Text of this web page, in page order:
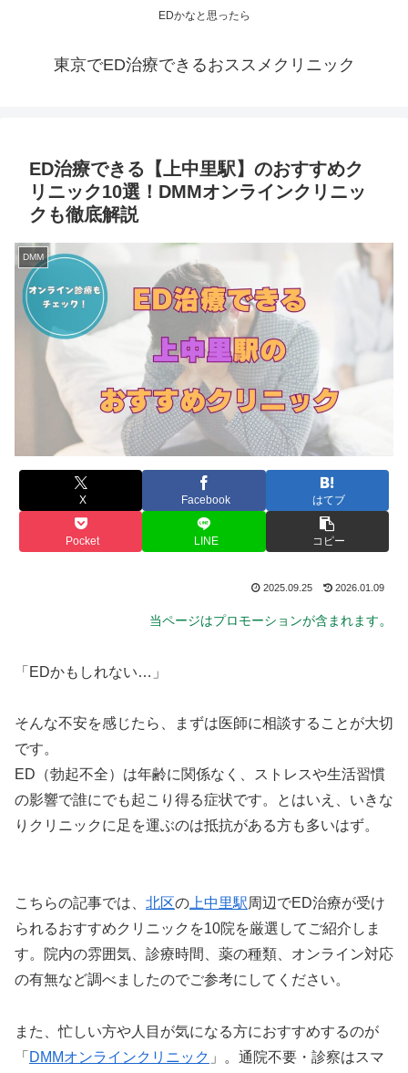
EDかなと思ったら
東京でED治療できるおススメクリニック
ED治療できる【上中里駅】のおすすめク
リニック10選！DMMオンラインクリニッ
クも徹底解説
DMM
X Facebook はてブ
Pocket LINE コピー
2025.09.25 2026.01.09
当ページはプロモーションが含まれます。
「EDかもしれない…」
そんな不安を感じたら、まずは医師に相談することが大切
です。
ED（勃起不全）は年齢に関係なく、ストレスや生活習慣
の影響で誰にでも起こり得る症状です。とはいえ、いきな
りクリニックに足を運ぶのは抵抗がある方も多いはず。
こちらの記事では、 北区の 上中里駅周辺でED治療が受け
られるおすすめクリニックを10院を厳選してご紹介しま
す。院内の雰囲気、診療時間、薬の種類、オンライン対応
の有無など調べましたのでご参考にしてください。
また、忙しい方や人目が気になる方におすすめするのが
「 DMMオンラインクリニック 」。通院不要・診察はスマ